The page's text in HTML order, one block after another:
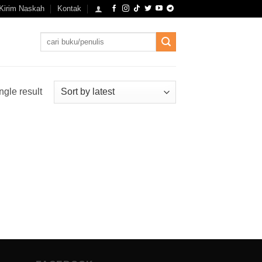
Kirim Naskah Kontak
Search
result